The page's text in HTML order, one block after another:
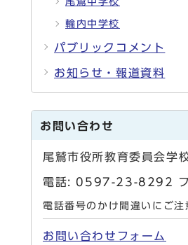
輪内中学校
パブリックコメント
お知らせ・報道資料
お問い合わせ
尾鷲市役所教育委員会学
電話: 0597-23-8292
電話番号のかけ間違いにご注
お問い合わせフォーム